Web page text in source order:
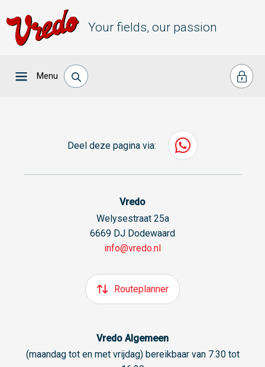
Your fields, our passion
Menu
Deel deze pagina via:
Vredo
Welysestraat 25a
6669 DJ Dodewaard
info@vredo.nl
Routeplanner
Vredo Algemeen
(maandag tot en met vrijdag) bereikbaar van 7.30 tot